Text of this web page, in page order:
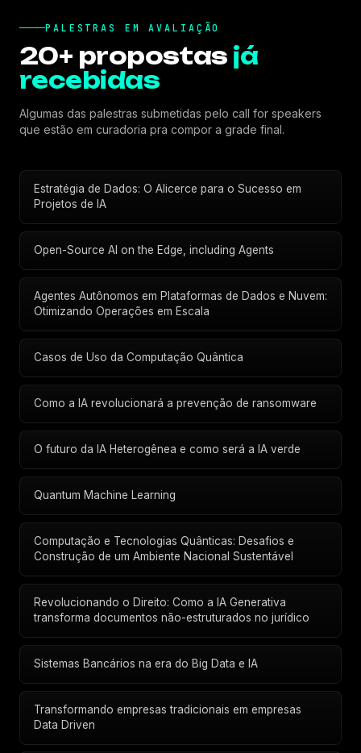
PALESTRAS EM AVALIAÇÃO
20+ propostas já
recebidas
Algumas das palestras submetidas pelo call for speakers
que estão em curadoria pra compor a grade final.
Estratégia de Dados: O Alicerce para o Sucesso em
Projetos de IA
Open-Source AI on the Edge, including Agents
Agentes Autônomos em Plataformas de Dados e Nuvem:
Otimizando Operações em Escala
Casos de Uso da Computação Quântica
Como a IA revolucionará a prevenção de ransomware
O futuro da IA Heterogênea e como será a IA verde
Quantum Machine Learning
Computação e Tecnologias Quânticas: Desafios e
Construção de um Ambiente Nacional Sustentável
Revolucionando o Direito: Como a IA Generativa
transforma documentos não-estruturados no jurídico
Sistemas Bancários na era do Big Data e IA
Transformando empresas tradicionais em empresas
Data Driven